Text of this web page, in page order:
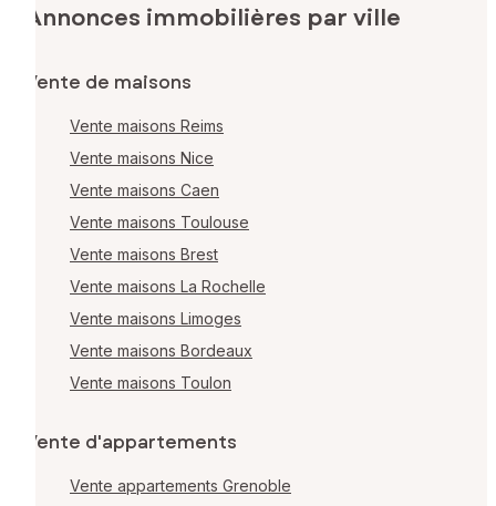
Annonces immobilières par ville
Vente de maisons
Vente maisons Reims
Vente maisons Nice
Vente maisons Caen
Vente maisons Toulouse
Vente maisons Brest
Vente maisons La Rochelle
Vente maisons Limoges
Vente maisons Bordeaux
Vente maisons Toulon
Vente d'appartements
Vente appartements Grenoble